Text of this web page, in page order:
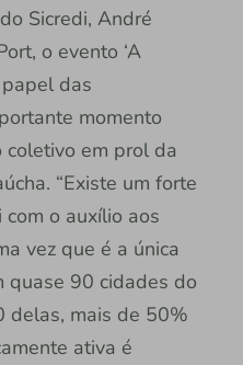
Sicredi, André
o evento ‘A
das
momento
em prol da
“Existe um forte
o auxílio aos
vez que é a única
quase 90 cidades do
delas, mais de 50%
ativa é